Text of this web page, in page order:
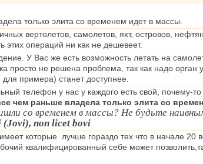
только элита со временем идет в массы.
вертолетов, самолетов, яхт, островов,
этих операций ни как не дешевеет.
У Вас же есть возможность летать на
просто не решена проблема, так как надо орган
примера) станет доступнее.
телефон у нас у каждого есть свой,
чем раньше владела только элита со
со временем в массы? Не будьте
(Jovi), non licet bovi
которые лучше гораздо тех что в начале
квалифицированный себе может